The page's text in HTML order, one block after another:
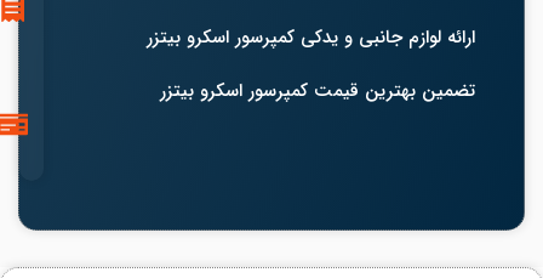
ارائه لوازم جانبی و یدکی کمپرسور اسکرو بیتزر
تضمین بهترین قیمت کمپرسور اسکرو بیتزر